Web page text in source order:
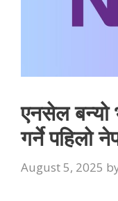
एनसेल बन्यो
गर्ने पहिलो
August 5, 2025